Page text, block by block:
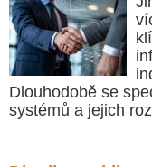
Dlouhodobě se
systémů a jejich